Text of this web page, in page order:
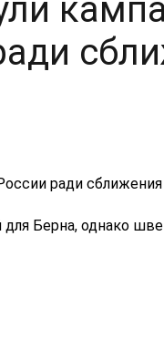
для Берна, однако